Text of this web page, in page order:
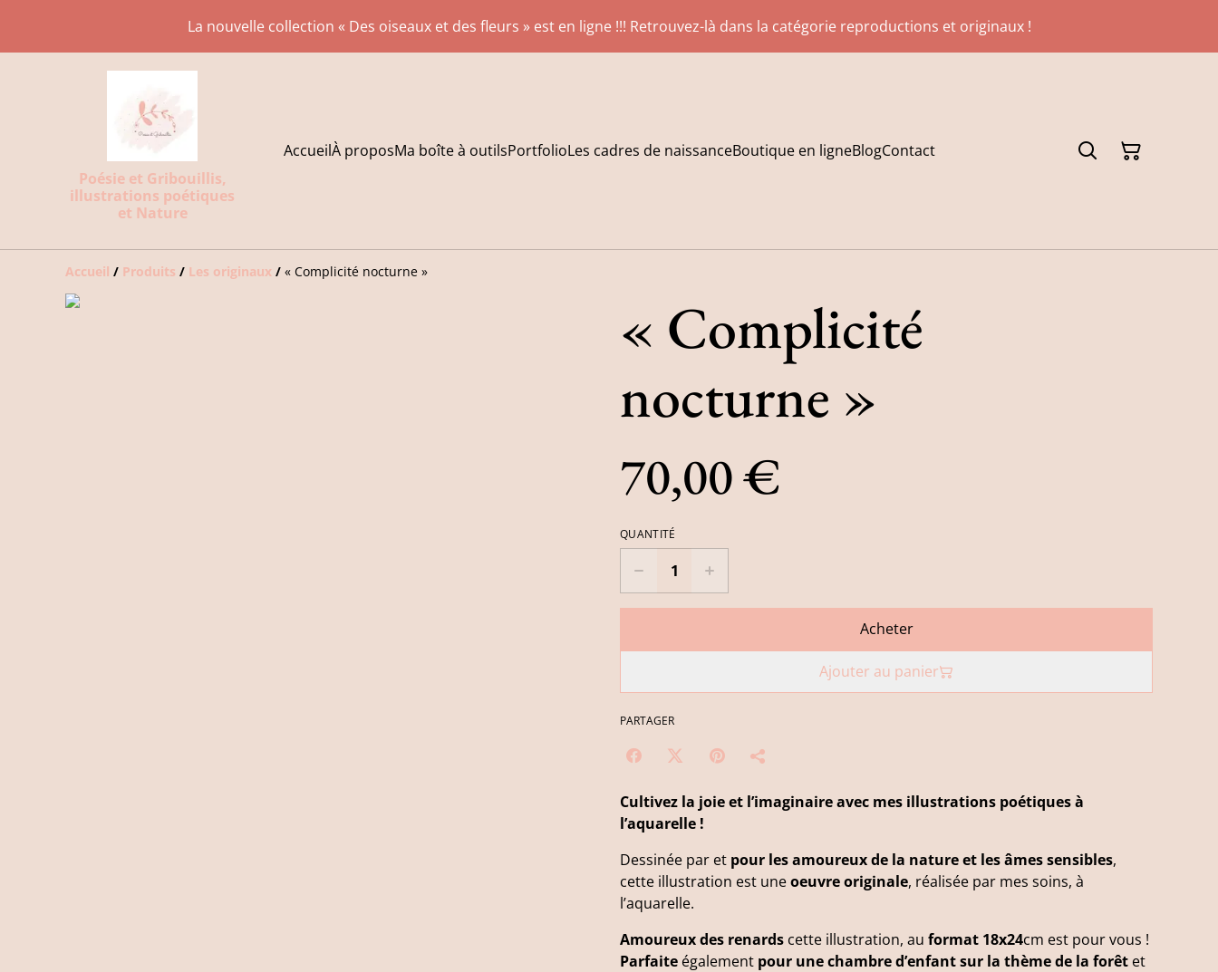
La nouvelle collection « Des oiseaux et des fleurs » est en ligne !!! Retrouvez-là dans la catégorie reproductions et originaux !
Poésie et Gribouillis,
illustrations poétiques
et Nature
AccueilÀ proposMa boîte à outilsPortfolioLes cadres de naissanceBoutique en ligneBlogContact
Accueil / Produits / Les originaux / « Complicité nocturne »
« Complicité
nocturne »
70,00 €
QUANTITÉ
Acheter
Ajouter au panier
PARTAGER
Cultivez la joie et l’imaginaire avec mes illustrations poétiques à
l’aquarelle !
Dessinée par et pour les amoureux de la nature et les âmes sensibles,
cette illustration est uneoeuvre originale, réalisée par mes soins, à
l’aquarelle.
Amoureux des renards cette illustration, au format 18x24cm est pour vous !
Parfaite également pour une chambre d’enfant sur la thème de la forêt et